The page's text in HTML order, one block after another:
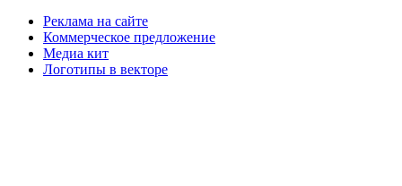
Реклама на сайте
Коммерческое предложение
Медиа кит
Логотипы в векторе